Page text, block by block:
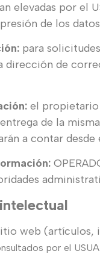
elevadas por el
de los
para
de
el propietario
de la
a contar
web (artículos,
por el